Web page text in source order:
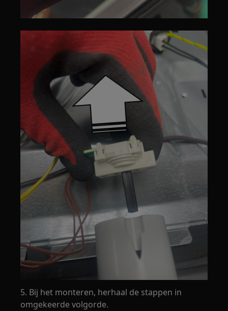
5. Bij het monteren, herhaal de stappen in
omgekeerde volgorde.